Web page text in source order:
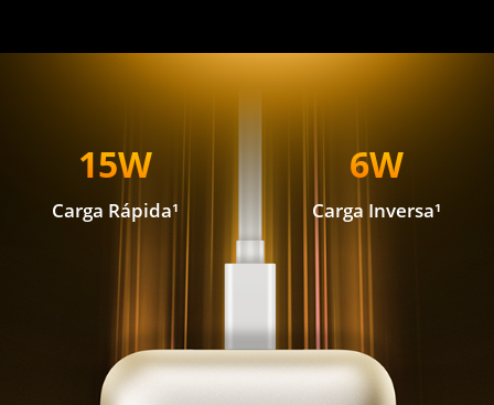
Carga Rápida¹
15W
Carga Inversa¹
6W